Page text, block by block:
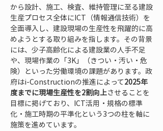
から設計、施工、検査、維持管理に至る建設
生産プロセス全体にICT（情報通信技術）を
全面導入し、建設現場の生産性を飛躍的に高
めようとする取り組みを指します。その背景
には、少子高齢化による建設業の人手不足
や、現場作業の「3K」（きつい・汚い・危
険）といった労働環境の課題があります。政
府はi-Constructionの推進によって2025年
度までに現場生産性を2割向上させることを
目標に掲げており、ICT活用・規格の標準
化・施工時期の平準化という3つの柱を軸に
施策を進めています。